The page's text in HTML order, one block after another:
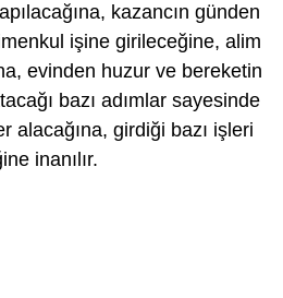
kazancın günden
işine girileceğine, alim
evinden huzur ve bereketin
bazı adımlar sayesinde
alacağına, girdiği bazı işleri
inanılır.